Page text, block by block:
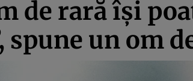
de rară îşi
spune un om